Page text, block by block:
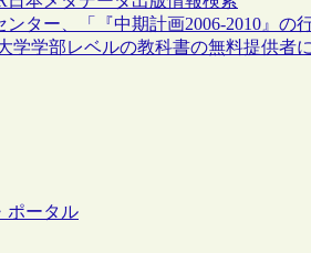
ター、「『中期計画2006-2010』の
学学部レベルの教科書の無料提供
ポータル